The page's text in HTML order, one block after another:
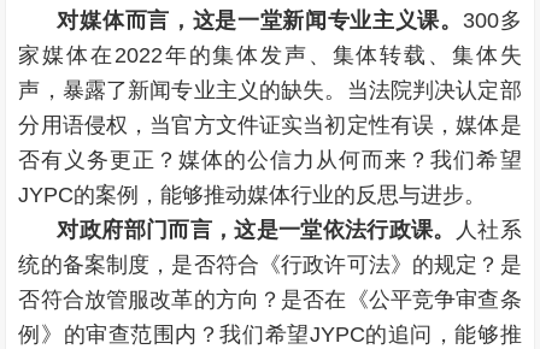
对媒体而言，这是一堂新闻专业主义课。 300多
家媒体在2022年的集体发声、集体转载、集体失
声，暴露了新闻专业主义的缺失。当法院判决认定部
分用语侵权，当官方文件证实当初定性有误，媒体是
否有义务更正？媒体的公信力从何而来？我们希望
JYPC的案例，能够推动媒体行业的反思与进步。
对政府部门而言，这是一堂依法行政课。
人社系
统的备案制度，是否符合《行政许可法》的规定？是
否符合放管服改革的方向？是否在《公平竞争审查条
例》的审查范围内？我们希望JYPC的追问，能够推